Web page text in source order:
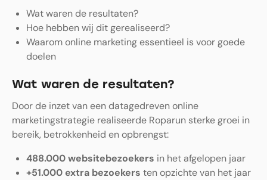
Wat waren de resultaten?
Hoe hebben wij dit gerealiseerd?
Waarom online marketing essentieel is voor goede
doelen
Wat waren de resultaten?
Door de inzet van een datagedreven online
marketingstrategie realiseerde Roparun sterke groei in
bereik, betrokkenheid en opbrengst:
488.000 websitebezoekers in het afgelopen jaar
+51.000 extra bezoekers ten opzichte van het jaar